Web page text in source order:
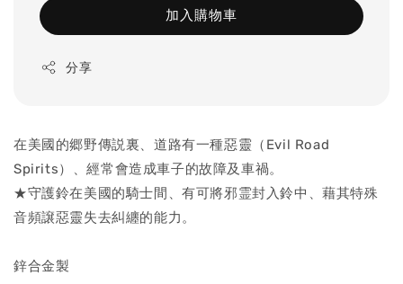
加入購物車
分享
在美國的郷野傳説裏、道路有一種惡靈（Evil Road
Spirits）、經常會造成車子的故障及車禍。
★守護鈴在美國的騎士間、有可將邪霊封入鈴中、藉其特殊
音頻譲惡靈失去糾纏的能力。
鋅合金製